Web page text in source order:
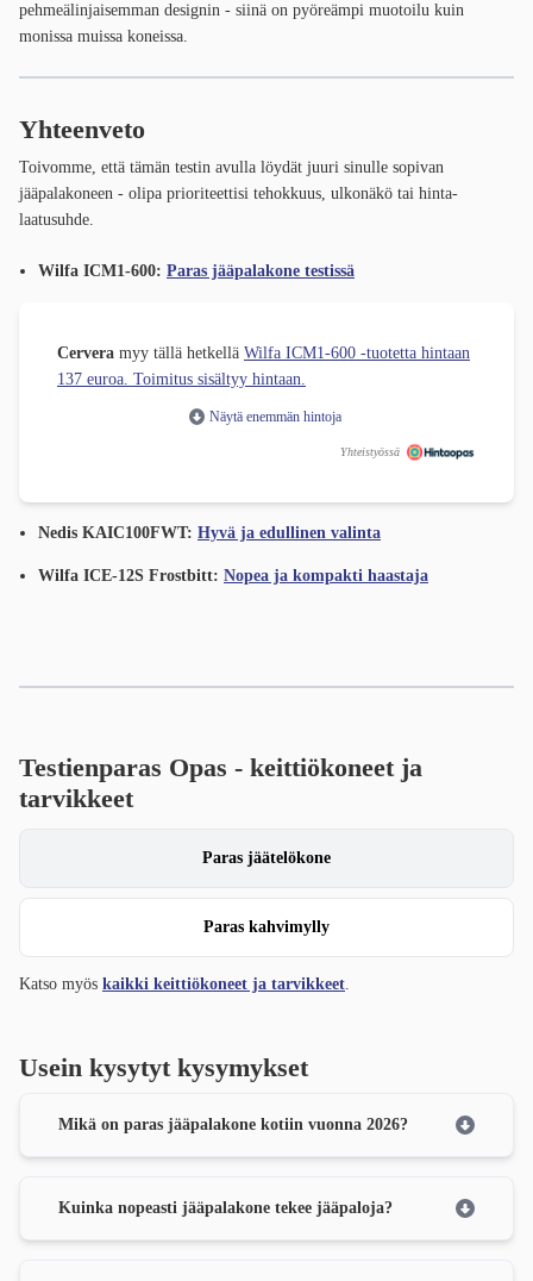
pehmeälinjaisemman designin - siinä on pyöreämpi muotoilu kuin
monissa muissa koneissa.
Yhteenveto
Toivomme, että tämän testin avulla löydät juuri sinulle sopivan
jääpalakoneen - olipa prioriteettisi tehokkuus, ulkonäkö tai hinta-
laatusuhde.
Wilfa ICM1-600: Paras jääpalakone testissä
Cervera myy tällä hetkellä Wilfa ICM1-600 -tuotetta hintaan
137 euroa. Toimitus sisältyy hintaan.
Näytä enemmän hintoja
Yhteistyössä
Nedis KAIC100FWT: Hyvä ja edullinen valinta
Wilfa ICE-12S Frostbitt: Nopea ja kompakti haastaja
Testienparas Opas - keittiökoneet ja
tarvikkeet
Paras jäätelökone
Paras kahvimylly
Katso myös kaikki keittiökoneet ja tarvikkeet.
Usein kysytyt kysymykset
Mikä on paras jääpalakone kotiin vuonna 2026?
Kuinka nopeasti jääpalakone tekee jääpaloja?